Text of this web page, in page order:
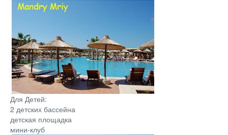
Для Детей:
2 детских бассейна
детская площадка
мини-клуб